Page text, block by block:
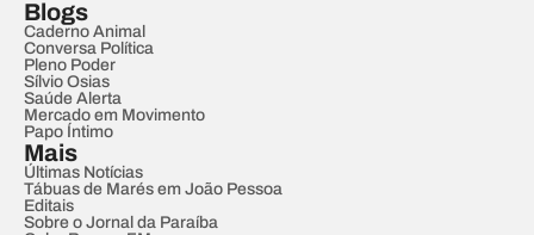
Blogs
Caderno Animal
Conversa Política
Pleno Poder
Sílvio Osias
Saúde Alerta
Mercado em Movimento
Papo Íntimo
Mais
Últimas Notícias
Tábuas de Marés em João Pessoa
Editais
Sobre o Jornal da Paraíba